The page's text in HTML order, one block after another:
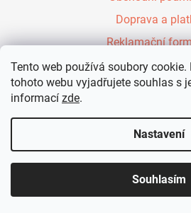
Tento web používá soubory
tohoto webu vyjadřujete souhlas s
informací zde.
Nastavení
Souhlasím
Doprava a
Reklamační
Péřové zavinovačky
Vzdělávání
Vytvořil
KennyShop.cz
vyhrazena.